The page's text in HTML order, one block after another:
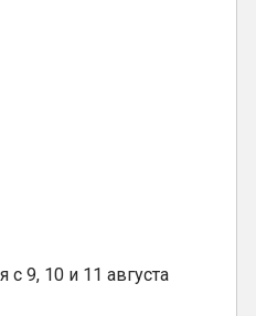
9, 10 и 11 августа